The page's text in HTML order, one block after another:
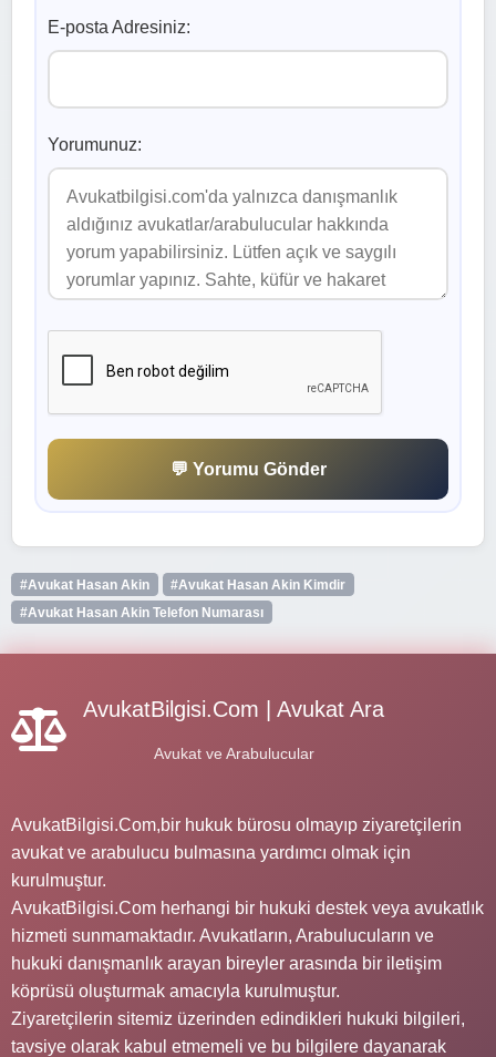
E-posta Adresiniz:
Yorumunuz:
💬 Yorumu Gönder
#Avukat Hasan Akin
#Avukat Hasan Akin Kimdir
#Avukat Hasan Akin Telefon Numarası
AvukatBilgisi.Com | Avukat Ara
Avukat ve Arabulucular
AvukatBilgisi.Com,bir hukuk bürosu olmayıp ziyaretçilerin
avukat ve arabulucu bulmasına yardımcı olmak için
kurulmuştur.
AvukatBilgisi.Com herhangi bir hukuki destek veya avukatlık
hizmeti sunmamaktadır. Avukatların, Arabulucuların ve
hukuki danışmanlık arayan bireyler arasında bir iletişim
köprüsü oluşturmak amacıyla kurulmuştur.
Ziyaretçilerin sitemiz üzerinden edindikleri hukuki bilgileri,
tavsiye olarak kabul etmemeli ve bu bilgilere dayanarak